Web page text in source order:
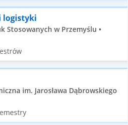
logistyki
Stosowanych w Przemyślu •
im. Jarosława Dąbrowskiego